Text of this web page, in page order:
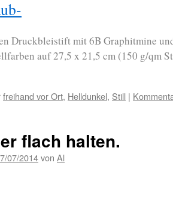
Druckbleistift mit 6B Graphitmine
auf 27,5 x 21,5 cm (150 g/qm
freihand vor Ort, Helldunkel, Still |
flach halten.
07/2014von Al